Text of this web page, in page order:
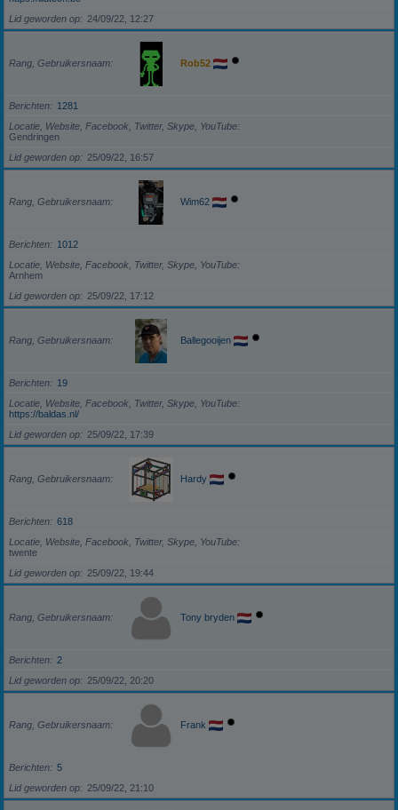
Lid geworden op
24/09/22, 12:27
Rang, Gebruikersnaam Rob52
Berichten
1281
Locatie, Website, Facebook, Twitter, Skype, YouTube
Gendringen
Lid geworden op
25/09/22, 16:57
Rang, Gebruikersnaam Wim62
Berichten
1012
Locatie, Website, Facebook, Twitter, Skype, YouTube
Arnhem
Lid geworden op
25/09/22, 17:12
Rang, Gebruikersnaam Ballegooijen
Berichten
19
Locatie, Website, Facebook, Twitter, Skype, YouTube
https://baldas.nl/
Lid geworden op
25/09/22, 17:39
Rang, Gebruikersnaam Hardy
Berichten
618
Locatie, Website, Facebook, Twitter, Skype, YouTube
twente
Lid geworden op
25/09/22, 19:44
Rang, Gebruikersnaam Tony bryden
Berichten
2
Lid geworden op
25/09/22, 20:20
Rang, Gebruikersnaam Frank
Berichten
5
Lid geworden op
25/09/22, 21:10